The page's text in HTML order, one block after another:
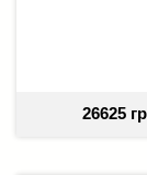
26625